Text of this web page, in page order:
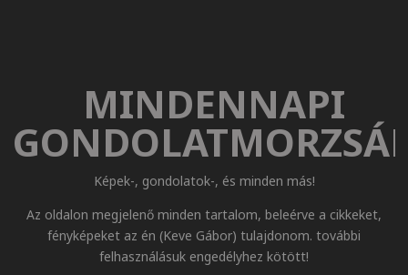
MINDENNAPI
Képek-, gondolatok-, és minden más!
Az oldalon megjelenő minden tartalom, beleérve a cikkeket,
fényképeket az én (Keve Gábor) tulajdonom. további
felhasználásuk engedélyhez kötött!